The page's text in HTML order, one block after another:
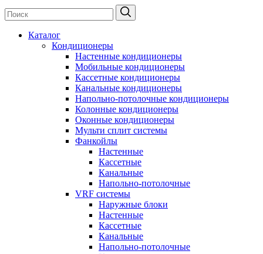
Каталог
Кондиционеры
Настенные кондиционеры
Мобильные кондиционеры
Кассетные кондиционеры
Канальные кондиционеры
Напольно-потолочные кондиционеры
Колонные кондиционеры
Оконные кондиционеры
Мульти сплит системы
Фанкойлы
Настенные
Кассетные
Канальные
Напольно-потолочные
VRF системы
Наружные блоки
Настенные
Кассетные
Канальные
Напольно-потолочные